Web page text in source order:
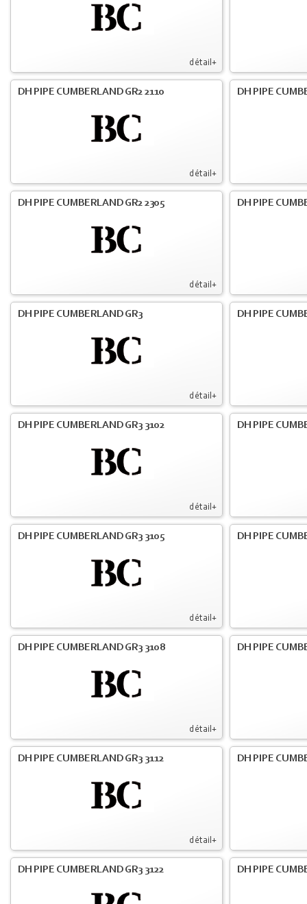
détail+
détail+
DH PIPE CUMBERLAND GR2 2110 DH PIPE
détail+
DH PIPE CUMBERLAND GR2 2305 DH PIPE
détail+
DH PIPE CUMBERLAND GR3 DH PIPE
détail+
DH PIPE CUMBERLAND GR3 3102 DH PIPE
détail+
DH PIPE CUMBERLAND GR3 3105 DH PIPE
détail+
DH PIPE CUMBERLAND GR3 3108 DH PIPE
détail+
DH PIPE CUMBERLAND GR3 3112 DH PIPE
DH PIPE CUMBERLAND GR3 3122 DH PIPE